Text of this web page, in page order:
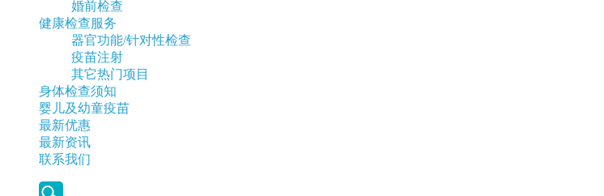
婚前检查
健康检查服务
器官功能/针对性检查
疫苗注射
其它热门项目
身体检查须知
婴儿及幼童疫苗
最新优惠
最新资讯
联系我们